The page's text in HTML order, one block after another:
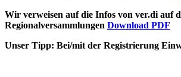
Wir verweisen auf die Infos von ver.di auf
Regionalversammlungen Download PDF
Unser Tipp: Bei/mit der Registrierung